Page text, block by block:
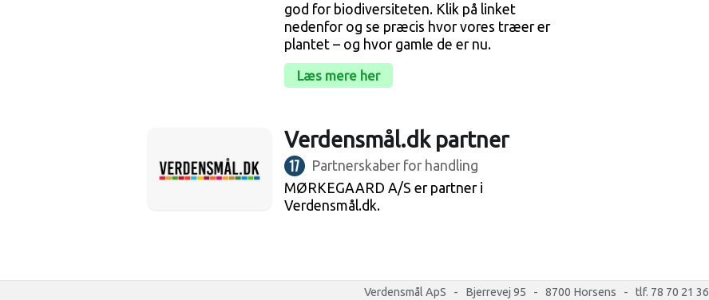
god for biodiversiteten. Klik på linket
nedenfor og se præcis hvor vores træer er
plantet – og hvor gamle de er nu.
Læs mere her
Verdensmål.dk partner
17
Partnerskaber for handling
MØRKEGAARD A/S er partner i
Verdensmål.dk.
Verdensmål ApS - Bjerrevej 95 - 8700 Horsens - tlf. 78 70 21 36